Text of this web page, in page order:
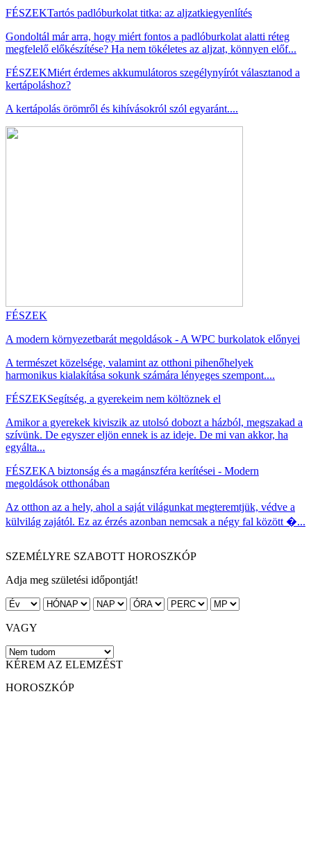
FÉSZEKTartós padlóburkolat titka: az aljzatkiegyenlítés
Gondoltál már arra, hogy miért fontos a padlóburkolat alatti réteg
megfelelő előkészítése? Ha nem tökéletes az aljzat, könnyen előf...
FÉSZEKMiért érdemes akkumulátoros szegélynyírót választanod a
kertápoláshoz?
A kertápolás örömről és kihívásokról szól egyaránt....
FÉSZEK
A modern környezetbarát megoldások - A WPC burkolatok előnyei
A természet közelsége, valamint az otthoni pihenőhelyek
harmonikus kialakítása sokunk számára lényeges szempont....
FÉSZEKSegítség, a gyerekeim nem költöznek el
Amikor a gyerekek kiviszik az utolsó dobozt a házból, megszakad a
szívünk. De egyszer eljön ennek is az ideje. De mi van akkor, ha
egyálta...
FÉSZEKA biztonság és a magánszféra kerítései - Modern
megoldások otthonában
Az otthon az a hely, ahol a saját világunkat megteremtjük, védve a
külvilág zajától. Ez az érzés azonban nemcsak a négy fal között �...
SZEMÉLYRE SZABOTT HOROSZKÓP
Adja meg születési időpontját!
VAGY
KÉREM AZ ELEMZÉST
HOROSZKÓP